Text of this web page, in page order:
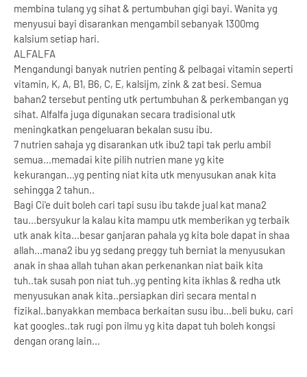
membina tulang yg sihat & pertumbuhan gigi bayi. Wanita yg
menyusui bayi disarankan mengambil sebanyak 1300mg
kalsium setiap hari.
ALFALFA
Mengandungi banyak nutrien penting & pelbagai vitamin seperti
vitamin, K, A, B1, B6, C, E, kalsijm, zink & zat besi. Semua
bahan2 tersebut penting utk pertumbuhan & perkembangan yg
sihat. Alfalfa juga digunakan secara tradisional utk
meningkatkan pengeluaran bekalan susu ibu.
7 nutrien sahaja yg disarankan utk ibu2 tapi tak perlu ambil
semua...memadai kite pilih nutrien mane yg kite
kekurangan...yg penting niat kita utk menyusukan anak kita
sehingga 2 tahun..
Bagi Ci'e duit boleh cari tapi susu ibu takde jual kat mana2
tau...bersyukur la kalau kita mampu utk memberikan yg terbaik
utk anak kita...besar ganjaran pahala yg kita bole dapat in shaa
allah...mana2 ibu yg sedang preggy tuh berniat la menyusukan
anak in shaa allah tuhan akan perkenankan niat baik kita
tuh..tak susah pon niat tuh..yg penting kita ikhlas & redha utk
menyusukan anak kita..persiapkan diri secara mental n
fizikal..banyakkan membaca berkaitan susu ibu...beli buku, cari
kat googles..tak rugi pon ilmu yg kita dapat tuh boleh kongsi
dengan orang lain...